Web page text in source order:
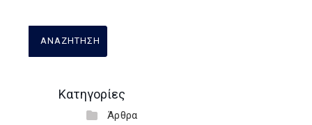
Κατηγορίες
Άρθρα